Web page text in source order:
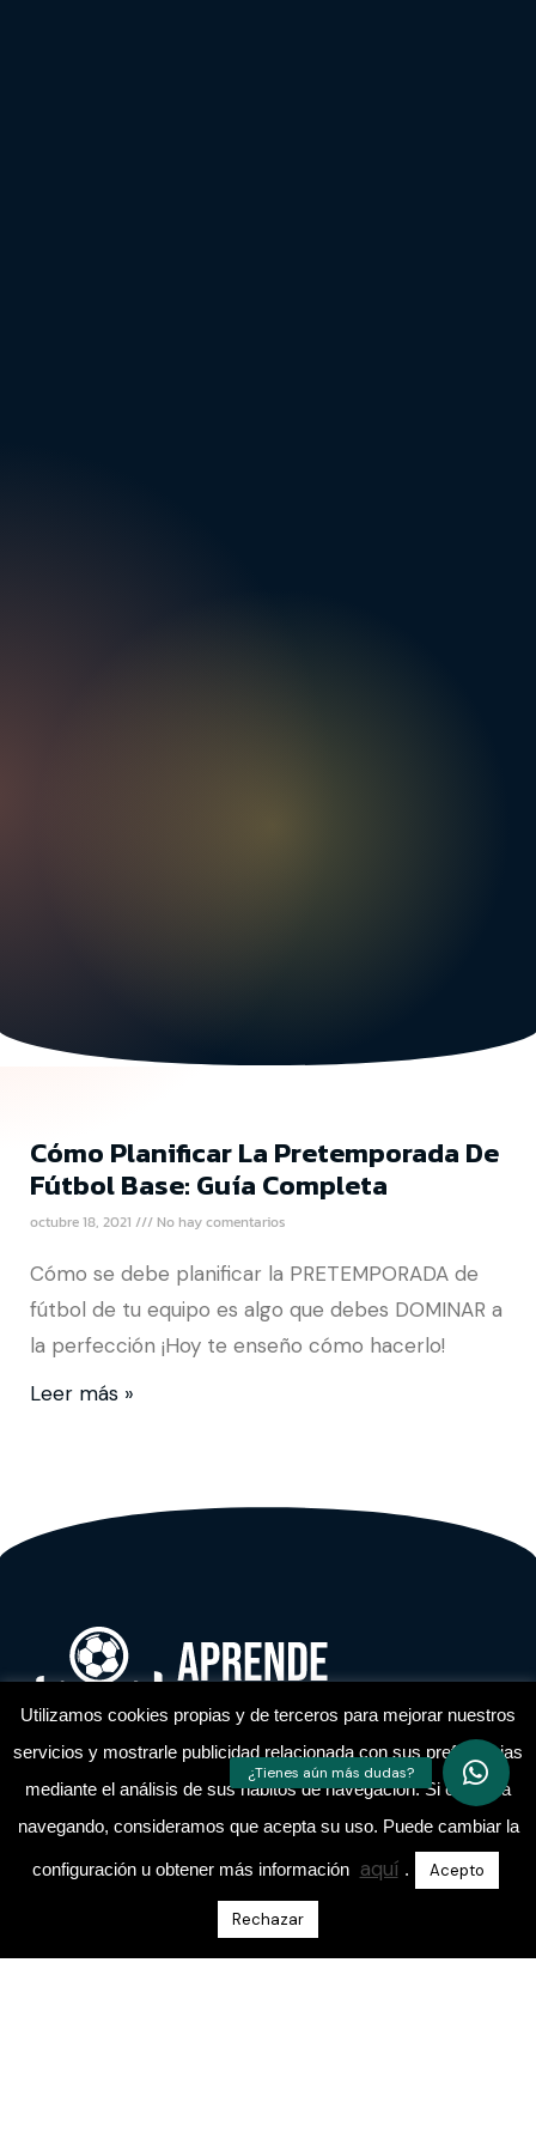
Cómo Planificar La Pretemporada De
Fútbol Base: Guía Completa
octubre 18, 2021 No hay comentarios
Cómo se debe planificar la PRETEMPORADA de
fútbol de tu equipo es algo que debes DOMINAR a
la perfección ¡Hoy te enseño cómo hacerlo!
Leer más »
Utilizamos cookies propias y de terceros para mejorar nuestros
servicios y mostrarle publicidad relacionada con sus preferencias
mediante el análisis de sus hábitos de navegación. Si continua
navegando, consideramos que acepta su uso. Puede cambiar la
configuración u obtener más información aquí . Acepto
Rechazar